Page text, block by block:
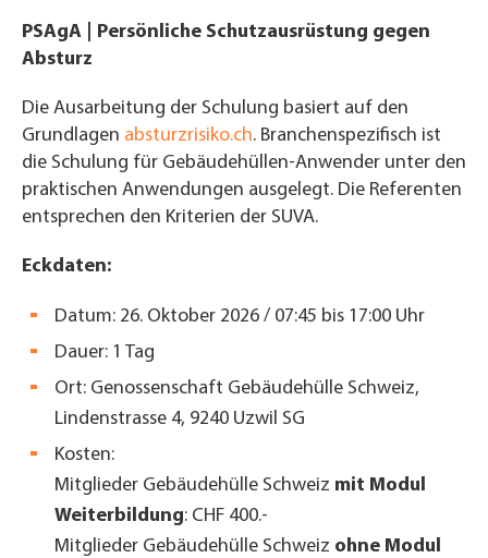
PSAgA | Persönliche Schutzausrüstung gegen
Absturz
Die Ausarbeitung der Schulung basiert auf den
Grundlagen absturzrisiko.ch. Branchenspezifisch ist
die Schulung für Gebäudehüllen-Anwender unter den
praktischen Anwendungen ausgelegt. Die Referenten
entsprechen den Kriterien der SUVA.
Eckdaten:
Datum: 26. Oktober 2026 / 07:45 bis 17:00 Uhr
Dauer: 1 Tag
Ort: Genossenschaft Gebäudehülle Schweiz,
Lindenstrasse 4, 9240 Uzwil SG
Kosten:
Mitglieder Gebäudehülle Schweiz mit Modul
Weiterbildung: CHF 400.-
Mitglieder Gebäudehülle Schweiz ohne Modul